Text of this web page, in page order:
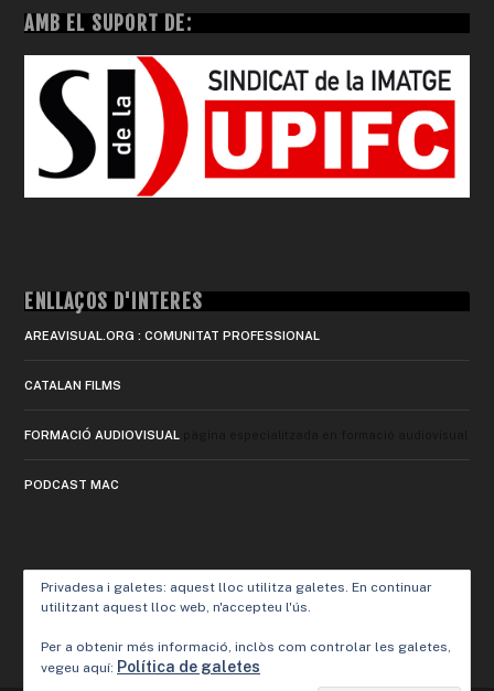
AMB EL SUPORT DE:
ENLLAÇOS D'INTERÈS
AREAVISUAL.ORG : COMUNITAT PROFESSIONAL
CATALAN FILMS
FORMACIÓ AUDIOVISUAL
PODCAST MAC
Privadesa i galetes: aquest lloc utilitza galetes. En continuar
utilitzant aquest lloc web, n'accepteu l'ús.
Per a obtenir més informació, inclòs com controlar les galetes,
vegeu aquí: Política de galetes